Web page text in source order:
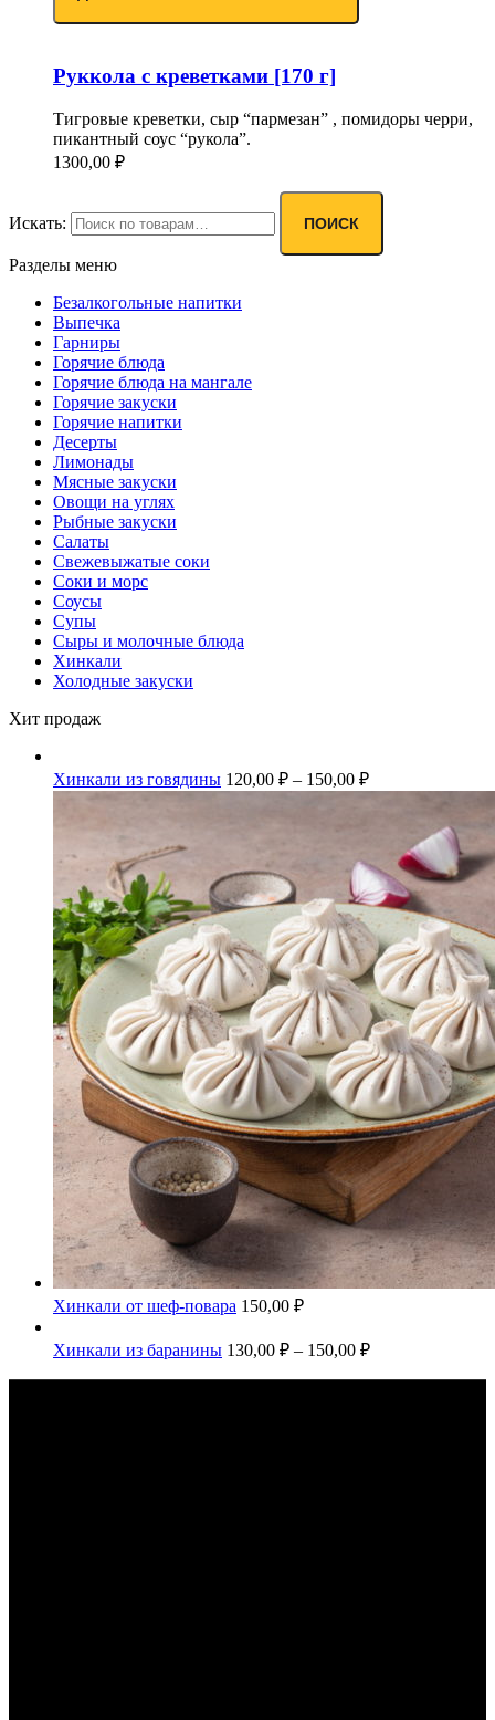
Руккола с креветками [170 г]
Тигровые креветки, сыр “пармезан” , помидоры черри,
пикантный соус “рукола”.
1300,00 ₽
Искать: ПОИСК
Разделы меню
Безалкогольные напитки
Выпечка
Гарниры
Горячие блюда
Горячие блюда на мангале
Горячие закуски
Горячие напитки
Десерты
Лимонады
Мясные закуски
Овощи на углях
Рыбные закуски
Салаты
Свежевыжатые соки
Соки и морс
Соусы
Супы
Сыры и молочные блюда
Хинкали
Холодные закуски
Хит продаж
Хинкали из говядины 120,00 ₽ – 150,00 ₽
Хинкали от шеф-повара 150,00 ₽
Хинкали из баранины 130,00 ₽ – 150,00 ₽